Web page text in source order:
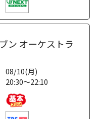
ン オーケストラ
08/10(月)
20:30～22:10